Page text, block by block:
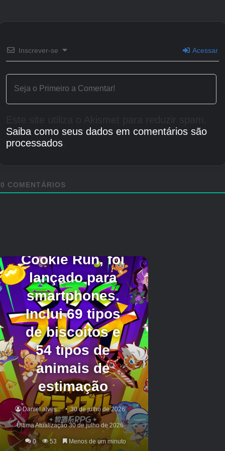
imagem ilustrativa Bully
Bullworth Academy. Devido a um longo histórico de mau
comportamento, esta escola é sua última chance de evitar
Gary Smith:Gary é o principal antagonista
deBully. Embora ele comece o jogo fazendo amizade com
Jimmy, sua paranóia eventualmente o leva a trair seu
colega de classe. A partir de então, ele conspira nos
bastidores para derrubar Jimmy e assumir o controle da
escola.
Pete Kowalski:Pete é o amigo mais próximo de Jimmy
durante os eventos deBully, e o único aliado que lhe resta
depois que Gary trai os dois. Pete auxilia Jimmy em sua
missão e atua como a voz da razão do protagonista durante
sua ascensão ao poder.
Zoe Taylor:Esta aluna da Bullworth Academy desenvolve
um relacionamento próximo com Jimmy ao longo do
jogo. Embora o protagonista chame a atenção de muitas
personagens femininas ao longo do jogo, Zoe é aquela com
Inscrever-se Acessar
Saiba como seus dados em comentários são
processados.
0 COMENTÁRIOS